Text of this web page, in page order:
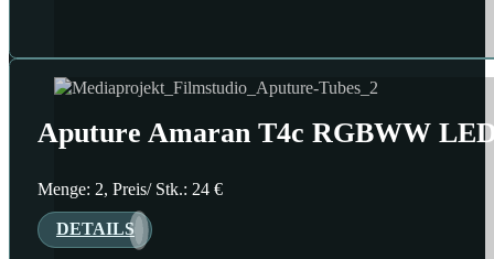
Aputure Amaran T4c RGBWW
Menge: 2, Preis/ Stk.: 24 €
DETAILS